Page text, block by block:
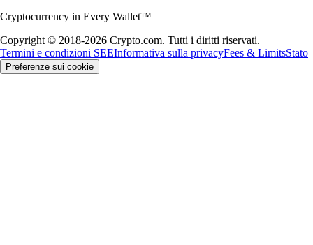
Cryptocurrency in Every Wallet™
Copyright © 2018-2026 Crypto.com. Tutti i diritti riservati.
Termini e condizioni SEEInformativa sulla privacyFees & LimitsStato
Preferenze sui cookie